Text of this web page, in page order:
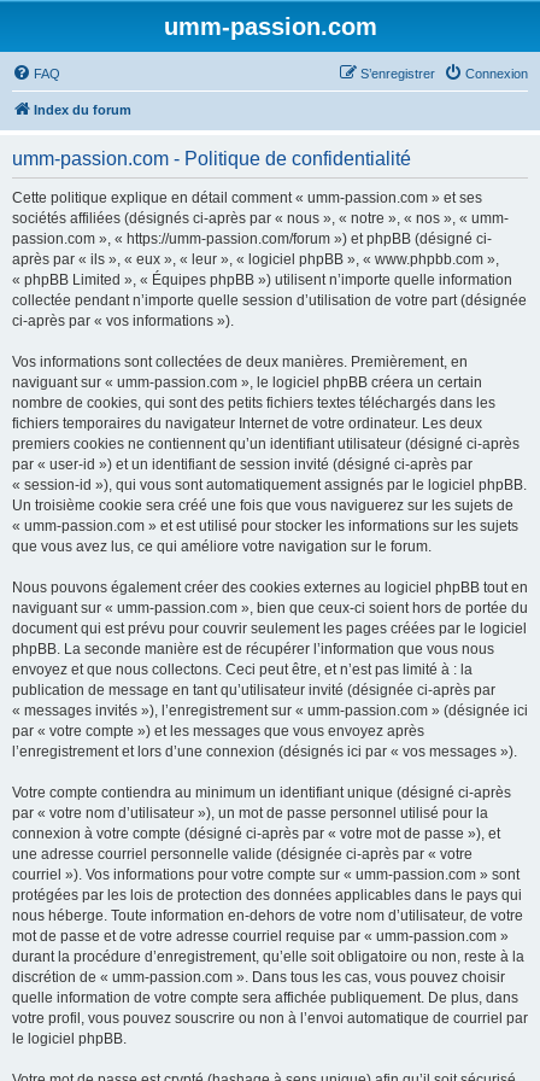
umm-passion.com
FAQ Connexion
S’enregistrer
Index du forum
umm-passion.com - Politique de confidentialité
Cette politique explique en détail comment « umm-passion.com » et ses
sociétés affiliées (désignés ci-après par « nous », « notre », « nos », « umm-
passion.com », « https://umm-passion.com/forum ») et phpBB (désigné ci-
après par « ils », « eux », « leur », « logiciel phpBB », « www.phpbb.com »,
« phpBB Limited », « Équipes phpBB ») utilisent n’importe quelle information
collectée pendant n’importe quelle session d’utilisation de votre part (désignée
ci-après par « vos informations »).
Vos informations sont collectées de deux manières. Premièrement, en
naviguant sur « umm-passion.com », le logiciel phpBB créera un certain
nombre de cookies, qui sont des petits fichiers textes téléchargés dans les
fichiers temporaires du navigateur Internet de votre ordinateur. Les deux
premiers cookies ne contiennent qu’un identifiant utilisateur (désigné ci-après
par « user-id ») et un identifiant de session invité (désigné ci-après par
« session-id »), qui vous sont automatiquement assignés par le logiciel phpBB.
Un troisième cookie sera créé une fois que vous naviguerez sur les sujets de
« umm-passion.com » et est utilisé pour stocker les informations sur les sujets
que vous avez lus, ce qui améliore votre navigation sur le forum.
Nous pouvons également créer des cookies externes au logiciel phpBB tout en
naviguant sur « umm-passion.com », bien que ceux-ci soient hors de portée du
document qui est prévu pour couvrir seulement les pages créées par le logiciel
phpBB. La seconde manière est de récupérer l’information que vous nous
envoyez et que nous collectons. Ceci peut être, et n’est pas limité à : la
publication de message en tant qu’utilisateur invité (désignée ci-après par
« messages invités »), l’enregistrement sur « umm-passion.com » (désignée ici
par « votre compte ») et les messages que vous envoyez après
l’enregistrement et lors d’une connexion (désignés ici par « vos messages »).
Votre compte contiendra au minimum un identifiant unique (désigné ci-après
par « votre nom d’utilisateur »), un mot de passe personnel utilisé pour la
connexion à votre compte (désigné ci-après par « votre mot de passe »), et
une adresse courriel personnelle valide (désignée ci-après par « votre
courriel »). Vos informations pour votre compte sur « umm-passion.com » sont
protégées par les lois de protection des données applicables dans le pays qui
nous héberge. Toute information en-dehors de votre nom d’utilisateur, de votre
mot de passe et de votre adresse courriel requise par « umm-passion.com »
durant la procédure d’enregistrement, qu’elle soit obligatoire ou non, reste à la
discrétion de « umm-passion.com ». Dans tous les cas, vous pouvez choisir
quelle information de votre compte sera affichée publiquement. De plus, dans
votre profil, vous pouvez souscrire ou non à l’envoi automatique de courriel par
le logiciel phpBB.